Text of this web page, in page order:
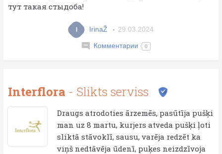
тут такая стыдоба!
IrinaŽ 29.03.2024
Комментарии 0
Interflora - Slikts serviss
Draugs atrodoties ārzemēs, pasūtīja pušķi
man uz 8 martu, kurjers atveda pušķi ļoti
sliktā stāvoklī, sausu, varēja redzēt ka
viņš nedtāvēja ūdenī, puķes neizdzīvoja